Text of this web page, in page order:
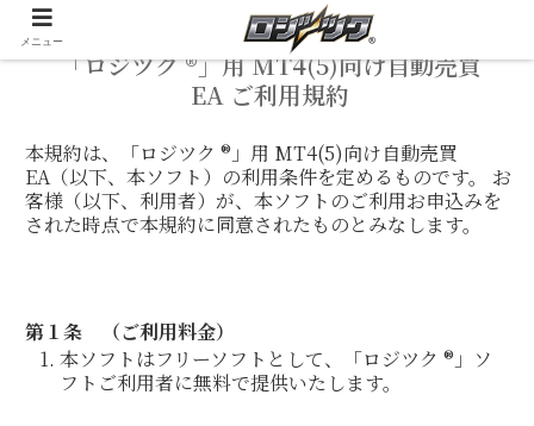
「ロジツク ®」用 MT4(5)向け自動売買
EA ご利用規約
本規約は、「ロジツク ®」用 MT4(5)向け自動売買
EA（以下、本ソフト）の利用条件を定めるものです。 お
客様（以下、利用者）が、本ソフト のご利用お申込みを
された時点で本規約に同意されたものとみなします。
第１条 （ご利用料金）
本ソフトはフリーソフトとして、「ロジツク ®」ソ
フトご利用者に無料で提供いたします。
メニュー